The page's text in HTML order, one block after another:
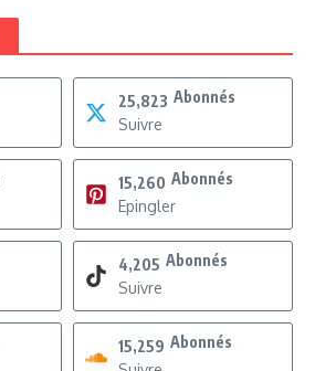
25,823 Abonnés
Suivre
15,260 Abonnés
Epingler
4,205 Abonnés
Suivre
15,259 Abonnés